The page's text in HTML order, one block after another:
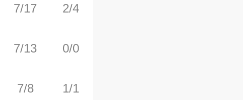
7/17
7/13
7/8
2/4
0/0
1/1